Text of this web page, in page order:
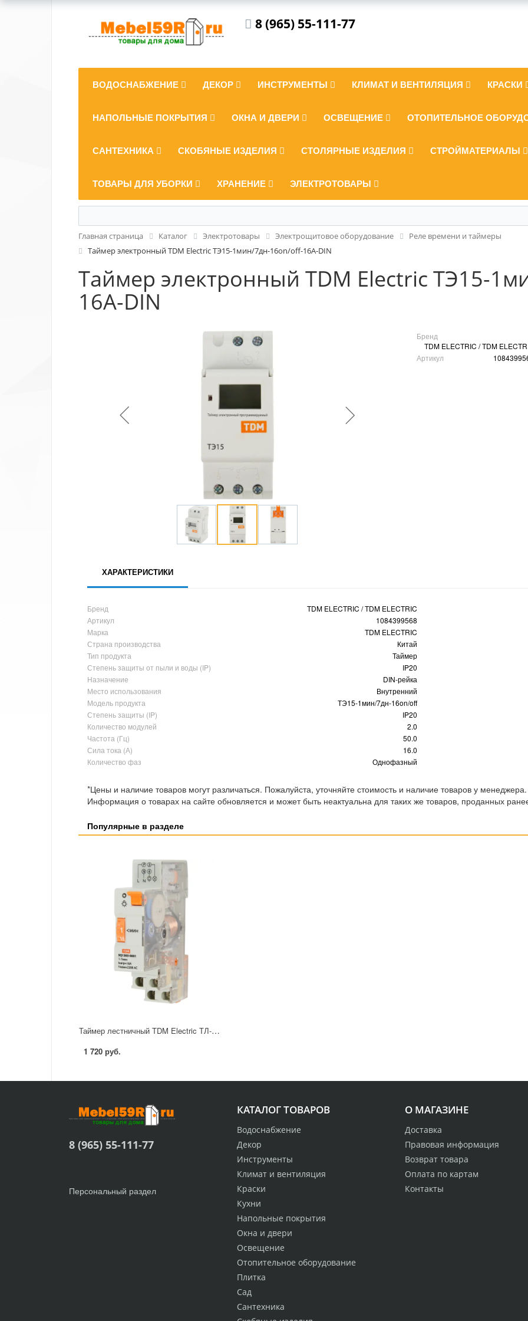
8 (965) 55-111-77
ВОДОСНАБЖЕНИЕ ДЕКОР ИНСТРУМЕНТЫ КЛИМАТ И ВЕНТИЛЯЦИЯ КРАСКИ
НАПОЛЬНЫЕ ПОКРЫТИЯ ОКНА И ДВЕРИ ОСВЕЩЕНИЕ ОТОПИТЕЛЬНОЕ
САНТЕХНИКА СКОБЯНЫЕ ИЗДЕЛИЯ СТОЛЯРНЫЕ ИЗДЕЛИЯ СТРОЙМАТЕРИАЛЫ
ТОВАРЫ ДЛЯ УБОРКИ ХРАНЕНИЕ ЭЛЕКТРОТОВАРЫ
Главная страница Каталог Электротовары Электрощитовое оборудование
Реле времени и таймеры
Таймер электронный TDM Electric ТЭ15-1мин/7дн-16on/off-16А-DIN
Таймер электронный TDM Electric ТЭ15-
16А-DIN
Бренд
TDM ELECTRIC / TDM
Артикул
ХАРАКТЕРИСТИКИ
Бренд
TDM ELECTRIC / TDM ELECTRIC
Артикул
1084399568
Марка
TDM ELECTRIC
Страна производства
Китай
Тип продукта
Таймер
Степень защиты от пыли и воды (IP)
IP20
Назначение
DIN-рейка
Место использования
Внутренний
Модель продукта
ТЭ15-1мин/7дн-16on/off
Степень защиты (IP)
IP20
Количество модулей
2.0
Частота (Гц)
50.0
Сила тока (А)
16.0
Количество фаз
Однофазный
*Цены и наличие товаров могут различаться. Пожалуйста, уточняйте стоимость и наличие товаров у менеджера.
Информация о товарах на сайте обновляется и может быть неактуальна для таких же товаров, проданных
Популярные в разделе
Таймер лестничный TDM Electric ТЛ-1мин/7мин-16А-DIN
1 720 руб.
О МАГАЗИНЕ
Доставка
Правовая информация
Возврат товара
Оплата по картам
Контакты
КАТАЛОГ ТОВАРОВ
Водоснабжение
Декор
Инструменты
Климат и вентиляция
Краски
Кухни
Напольные покрытия
Окна и двери
Освещение
Отопительное оборудование
Плитка
Сад
Сантехника
8 (965) 55-111-77
Персональный раздел